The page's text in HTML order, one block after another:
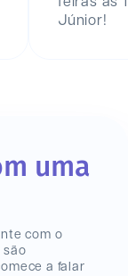
Júnior!
uma
com o
são
a falar